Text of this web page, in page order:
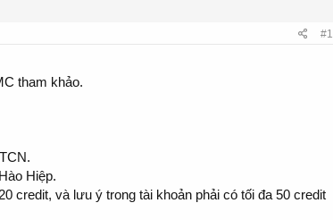
#1
tham khảo.
Hiệp.
credit, và lưu ý trong tài khoản phải có tối đa 50 credit